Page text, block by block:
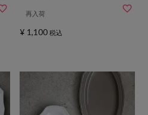
再入荷
¥ 1,100 税込